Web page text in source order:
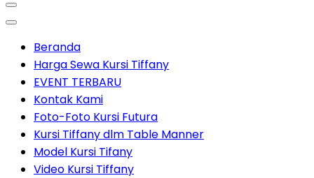
Beranda
Harga Sewa Kursi Tiffany
EVENT TERBARU
Kontak Kami
Foto-Foto Kursi Futura
Kursi Tiffany dlm Table Manner
Model Kursi Tifany
Video Kursi Tiffany